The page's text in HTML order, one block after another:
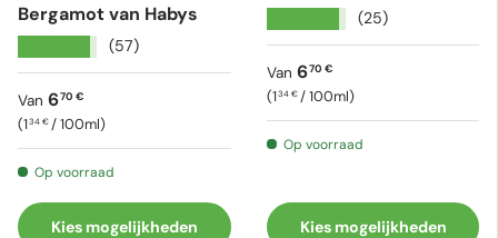
Bergamot van Habys
(57)
Reguliere prijs
Van 670 €
Eenheid prijs
134 € /100ml
Op voorraad
Kies mogelijkheden
(25)
Reguliere prijs
Van 670 €
Eenheid prijs
134 € /100ml
Op voorraad
Kies mogelijkheden